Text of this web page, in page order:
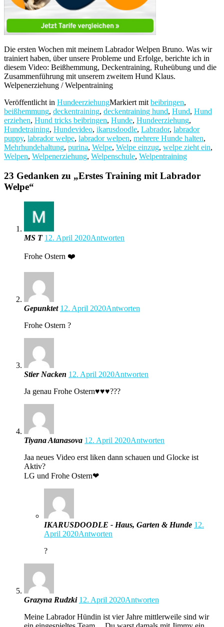
Die ersten Wochen mit meinem Labrador Welpen Bruno. Was wir
trainiert haben, über unsere Probleme und Erfolge, berichte ich in
diesem Video: Beißhemmung, Deckentraining, Ruheübung und die
Zusammenführung mit unserem zweitem Hund Klaus.
Welpenerziehung / Welpentraining
Veröffentlicht in HundeerziehungMarkiert mit beibringen,
beißhemmung, deckentraining, deckentraining hund, Hund, Hund
erziehen, Hund tricks beibringen, Hunde, Hundeerziehung,
Hundetraining, Hundevideo, ikarusdoodle, Labrador, labrador
puppy, labrador welpe, labrador welpen, mehrere Hunde halten,
Mehrhundehaltung, purina, Welpe, Welpe einzug, welpe zieht ein,
Welpen, Welpenerziehung, Welpenschule, Welpentraining
23 Gedanken zu „Erstes Training mit Labrador
Welpe“
MS T 12. April 2020Antworten
Frohe Ostern ❤️
Gepunktet 12. April 2020Antworten
Frohe Ostern ?
Stier Nacken 12. April 2020Antworten
Ja genau Frohe Ostern♥️♥️♥️???
Tiyana Atanasova 12. April 2020Antworten
Jaa neues Video erst liken dann schauen und Glocke ist
Aktiv?
LG und Frohe Ostern❤
IKARUSDOODLE - Haus, Garten & Hunde 12.
April 2020Antworten
?
Grazyna Rudzki 12. April 2020Antworten
Meine Labrador Hündin ist vier Jahre mittlerweile sind wir